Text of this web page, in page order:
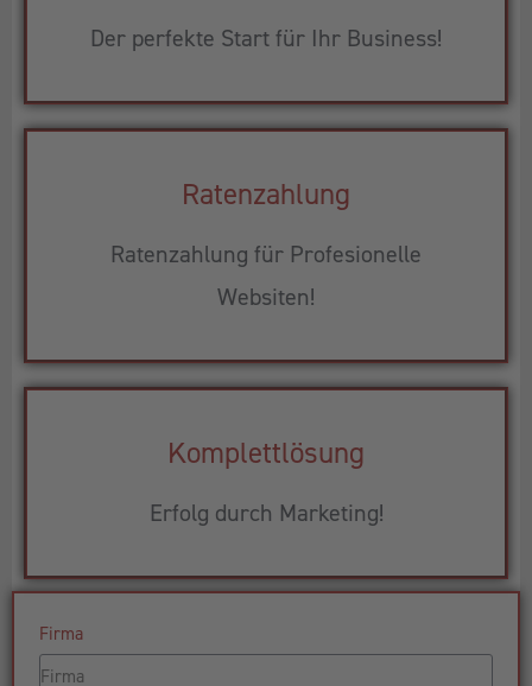
Der perfekte Start für Ihr Business!
Ratenzahlung
Ratenzahlung für Profesionelle
Websiten!
Komplettlösung
Erfolg durch Marketing!
Firma